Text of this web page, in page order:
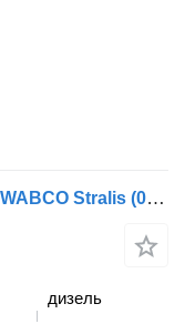
Главный тормозной кран IVECO, WABCO Stralis (01.02-) 4728800300 для тягача IVECO Stralis, Trakker (2002-)
дизель